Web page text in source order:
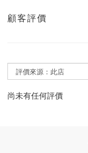
顧客評價
尚未有任何評價